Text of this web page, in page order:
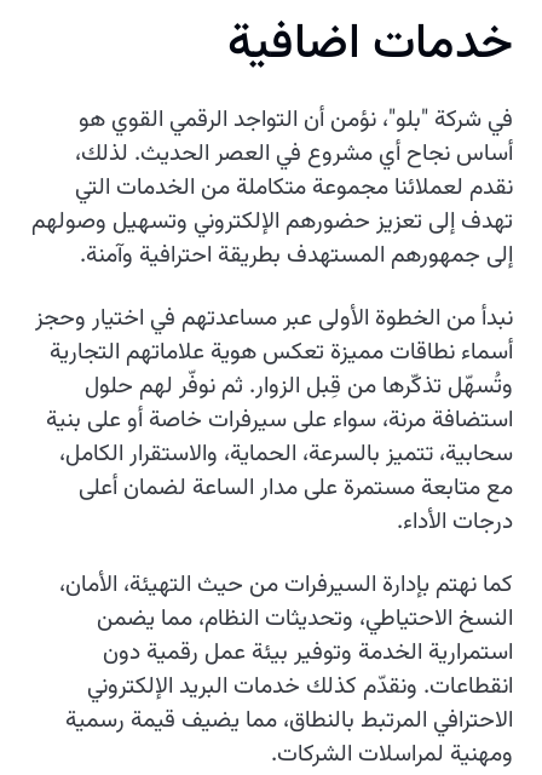
خدمات اضافية
في شركة "بلو"، نؤمن أن التواجد الرقمي القوي هو
أساس نجاح أي مشروع في العصر الحديث. لذلك،
نقدم لعملائنا مجموعة متكاملة من الخدمات التي
تهدف إلى تعزيز حضورهم الإلكتروني وتسهيل وصولهم
إلى جمهورهم المستهدف بطريقة احترافية وآمنة.
نبدأ من الخطوة الأولى عبر مساعدتهم في اختيار وحجز
أسماء نطاقات مميزة تعكس هوية علاماتهم التجارية
وتُسهّل تذكّرها من قِبل الزوار. ثم نوفّر لهم حلول
استضافة مرنة، سواء على سيرفرات خاصة أو على بنية
سحابية، تتميز بالسرعة، الحماية، والاستقرار الكامل،
مع متابعة مستمرة على مدار الساعة لضمان أعلى
درجات الأداء.
كما نهتم بإدارة السيرفرات من حيث التهيئة، الأمان،
النسخ الاحتياطي، وتحديثات النظام، مما يضمن
استمرارية الخدمة وتوفير بيئة عمل رقمية دون
انقطاعات. ونقدّم كذلك خدمات البريد الإلكتروني
الاحترافي المرتبط بالنطاق، مما يضيف قيمة رسمية
ومهنية لمراسلات الشركات.